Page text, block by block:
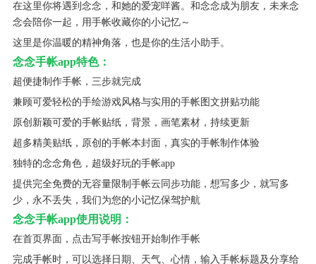
在这里你将遇到念念，和她的爱宠咩酱。和念念成为朋友，未来念
念会陪你一起，用手帐收藏你的小记忆～
这里是你温暖的精神角落，也是你的生活小助手。
念念手帐app特色：
超便捷制作手帐，三步就完成
兼顾可爱轻松的手绘游戏风格与实用的手帐图文拼贴功能
原创新颖可爱的手帐贴纸，背景，画笔素材，持续更新
超多精美贴纸，原创的手帐本封面，真实的手帐制作体验
独特的念念角色，超级好玩的手帐app
提供完全免费的无容量限制手帐云同步功能，想写多少，就写多
少，永不丢失，我们为您的小记忆保驾护航
念念手帐app使用说明：
在首页界面，点击写手帐按钮开始制作手帐
完成手帐时，可以选择日期、天气、心情，输入手帐标题及分享给